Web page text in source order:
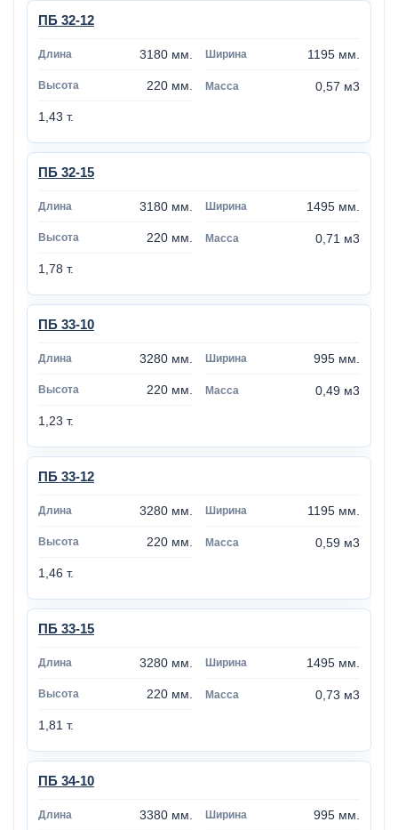
ПБ 32-12
3180 мм. 1195 мм.
220 мм. 0,57 м3
1,43 т.
ПБ 32-15
3180 мм. 1495 мм.
220 мм. 0,71 м3
1,78 т.
ПБ 33-10
3280 мм. 995 мм.
220 мм. 0,49 м3
1,23 т.
ПБ 33-12
3280 мм. 1195 мм.
220 мм. 0,59 м3
1,46 т.
ПБ 33-15
3280 мм. 1495 мм.
220 мм. 0,73 м3
1,81 т.
ПБ 34-10
3380 мм. 995 мм.